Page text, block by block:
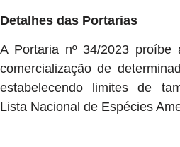
Detalhes das Portarias
A Portaria nº 34/2023 proíbe
comercialização de
estabelecendo limites de
Lista Nacional de Espécies